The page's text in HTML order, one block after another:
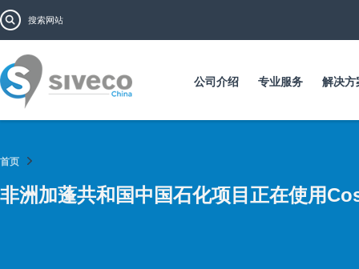
到
要
内
搜索表单
公司介绍 专业服务 解决方
首页
非洲加蓬共和国中国石化项目正在使用